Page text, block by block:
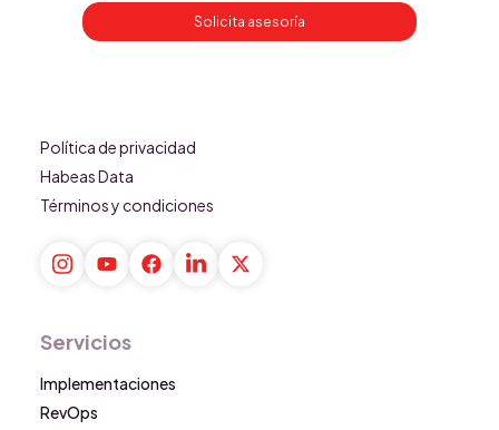
Solicita asesoría
Política de privacidad
Habeas Data
Términos y condiciones
Servicios
Implementaciones
RevOps